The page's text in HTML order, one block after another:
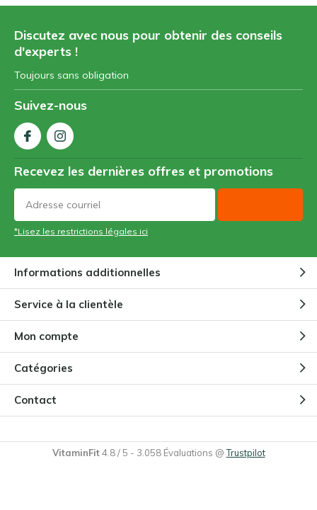
Discutez avec nous pour obtenir des conseils
d'experts !
Toujours sans obligation
Suivez-nous
Recevez les dernières offres et promotions
*Lisez les restrictions légales ici
Informations additionnelles
Service à la clientèle
Mon compte
Catégories
Contact
VitaminFit4.8/5 - 3.058 Évaluations @Trustpilot